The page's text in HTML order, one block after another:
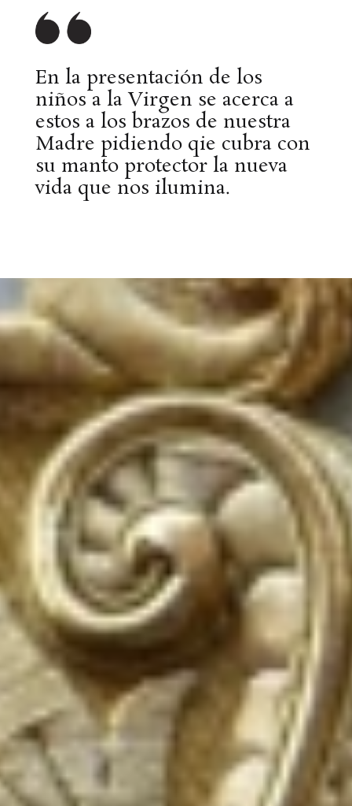
En la presentación de los
niños a la Virgen se acerca a
estos a los brazos de nuestra
Madre pidiendo qie cubra con
su manto protector la nueva
vida que nos ilumina.